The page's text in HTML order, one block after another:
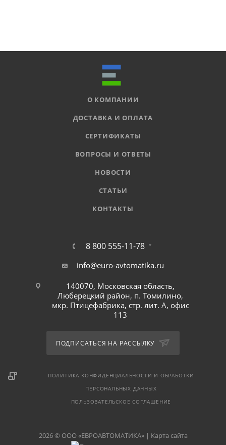
О КОМПАНИИ
ДОСТАВКА И ОПЛАТА
СЕРТИФИКАТЫ
ВОПРОСЫ И ОТВЕТЫ
НОВОСТИ
СТАТЬИ
КОНТАКТЫ
8 800 555-11-78
info@euro-avtomatika.ru
140070, Московская область,
Люберецкий район, п. Томилино,
мкр. Птицефабрика, стр. лит. А, офис
113
ПОДПИСАТЬСЯ НА РАССЫЛКУ
ПОЛИТИКА КОНФИДЕНЦИАЛЬНОСТИ И ОБРАБОТКИ
ПЕРСОНАЛЬНЫХ ДАННЫХ
ПОЛЬЗОВАТЕЛЬСКОЕ СОГЛАШЕНИЕ
2026 © ООО «ЕВРОАВТОМАТИКА» | Карта сайта